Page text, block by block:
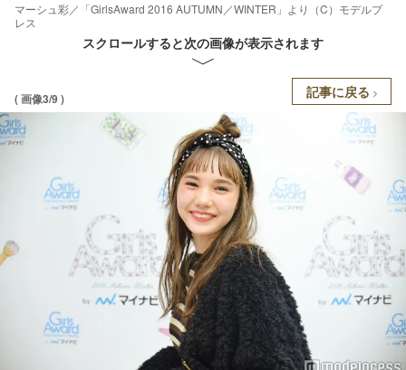
マーシュ彩／「GirlsAward 2016 AUTUMN／WINTER」より（C）モデルプ
レス
スクロールすると次の画像が表示されます
( 画像3/9 ) 記事に戻る